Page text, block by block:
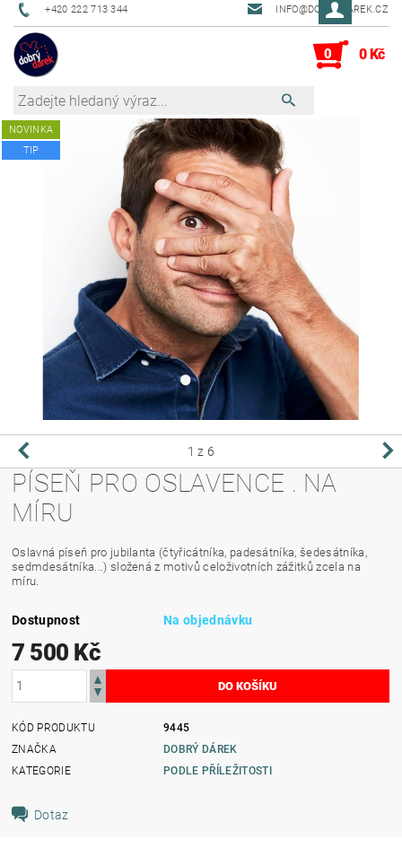
+420 222 713 344 INFO@DOBRYDAREK.CZ
0 0 Kč
NOVINKA
TIP
1 z 6
PÍSEŇ PRO OSLAVENCE . NA
MÍRU
Oslavná píseň pro jubilanta (čtyřicátníka, padesátníka, šedesátníka,
sedmdesátníka...) složená z motivů celoživotních zážitků zcela na
míru.
Dostupnost Na objednávku
7 500 Kč
KÓD PRODUKTU
9445
ZNAČKA
DOBRÝ DÁREK
KATEGORIE
PODLE PŘÍLEŽITOSTI
Dotaz